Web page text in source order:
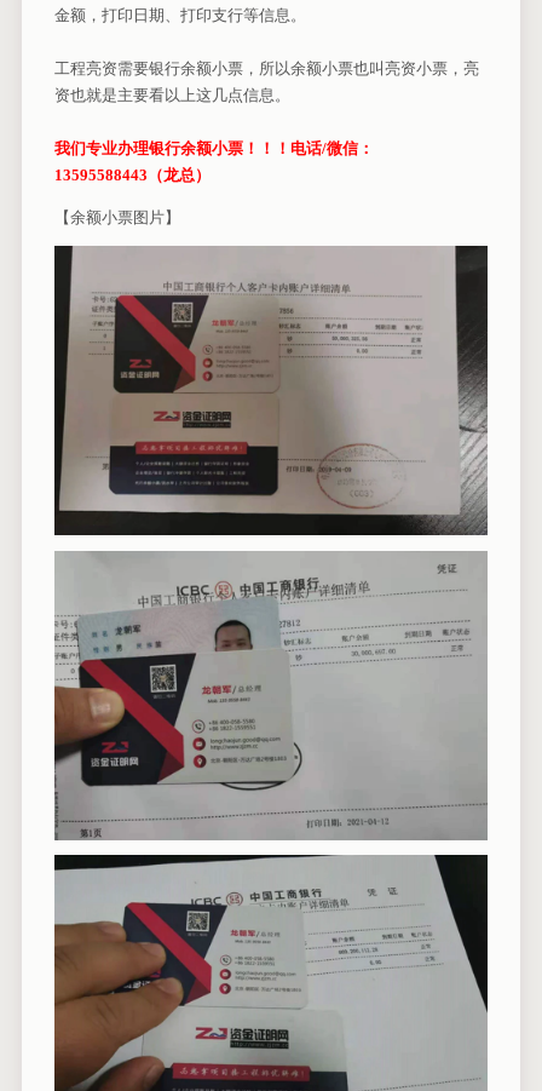
金额，打印日期、打印支行等信息。
工程亮资需要银行余额小票，所以余额小票也叫亮资小票，亮
资也就是主要看以上这几点信息。
我们专业办理银行余额小票！！！电话/微信：
13595588443（龙总）
【余额小票图片】